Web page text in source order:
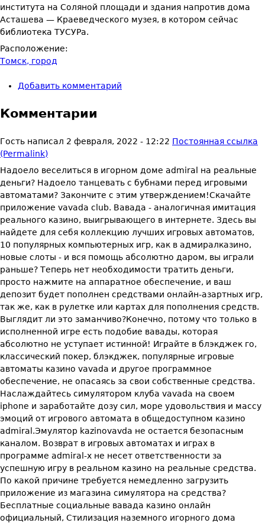
института на Соляной площади и здания напротив дома
Асташева — Краеведческого музея, в котором сейчас
библиотека ТУСУРа.
Расположение:
Томск, город
Добавить комментарий
Комментарии
Гость написал 2 февраля, 2022 - 12:22 Постоянная ссылка
(Permalink)
Надоело веселиться в игорном доме admiral на реальные
деньги? Надоело танцевать с бубнами перед игровыми
автоматами? Закончите с этим утверждением!Скачайте
приложение vavada club. Вавада - аналогичная имитация
реального казино, выигрывающего в интернете. Здесь вы
найдете для себя коллекцию лучших игровых автоматов,
10 популярных компьютерных игр, как в адмиралказино,
новые слоты - и вся помощь абсолютно даром, вы играли
раньше? Теперь нет необходимости тратить деньги,
просто нажмите на аппаратное обеспечение, и ваш
депозит будет пополнен средствами онлайн-азартных игр,
так же, как в рулетке или картах для пополнения средств.
Выглядит ли это заманчиво?Конечно, потому что только в
исполненной игре есть подобие вавады, которая
абсолютно не уступает истинной! Играйте в блэкджек го,
классический покер, блэкджек, популярные игровые
автоматы казино vavada и другое программное
обеспечение, не опасаясь за свои собственные средства.
Наслаждайтесь симулятором клуба vavada на своем
iphone и заработайте дозу сил, море удовольствия и массу
эмоций от игрового автомата в общедоступном казино
admiral.Эмулятор kazinovavda не остается безопасным
каналом. Возврат в игровых автоматах и играх в
программе admiral-x не несет ответственности за
успешную игру в реальном казино на реальные средства.
По какой причине требуется немедленно загрузить
приложение из магазина симулятора на средства?
Бесплатные социальные вавада казино онлайн
официальный, Стилизация наземного игорного дома